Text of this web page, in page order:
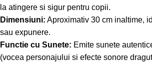
la atingere si sigur pentru copii.
Dimensiuni: Aproximativ 30 cm inaltime,
sau expunere.
Functie cu Sunete: Emite sunete
(vocea personajului si efecte sonore